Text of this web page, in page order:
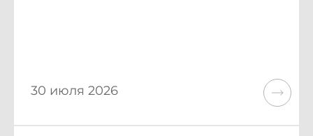
30 июля 2026